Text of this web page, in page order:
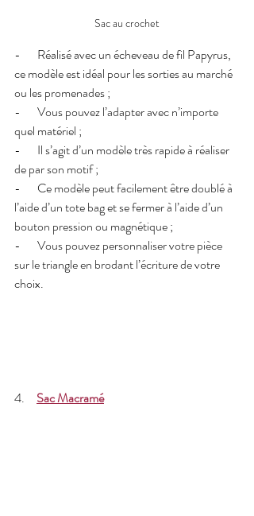
Sac au crochet
-       Réalisé avec un écheveau de fil Papyrus,
ce modèle est idéal pour les sorties au marché
ou les promenades ;
-       Vous pouvez l’adapter avec n’importe
quel matériel ;
-       Il s’agit d’un modèle très rapide à réaliser
de par son motif ;
-       Ce modèle peut facilement être doublé à
l’aide d’un tote bag et se fermer à l’aide d’un
bouton pression ou magnétique ;
-       Vous pouvez personnaliser votre pièce
sur le triangle en brodant l’écriture de votre
choix.
4. Sac Macramé